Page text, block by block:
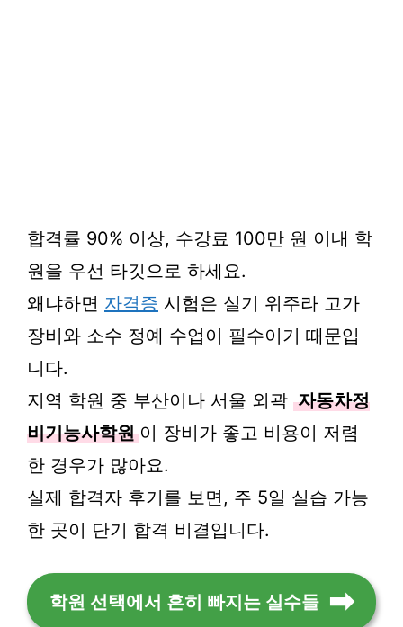
합격률 90% 이상, 수강료 100만 원 이내 학
원을 우선 타깃으로 하세요.
왜냐하면 자격증 시험은 실기 위주라 고가
장비와 소수 정예 수업이 필수이기 때문입
니다.
지역 학원 중 부산이나 서울 외곽 자동차정
비기능사학원 이 장비가 좋고 비용이 저렴
한 경우가 많아요.
실제 합격자 후기를 보면, 주 5일 실습 가능
한 곳이 단기 합격 비결입니다.
학원 선택에서 흔히 빠지는 실수들